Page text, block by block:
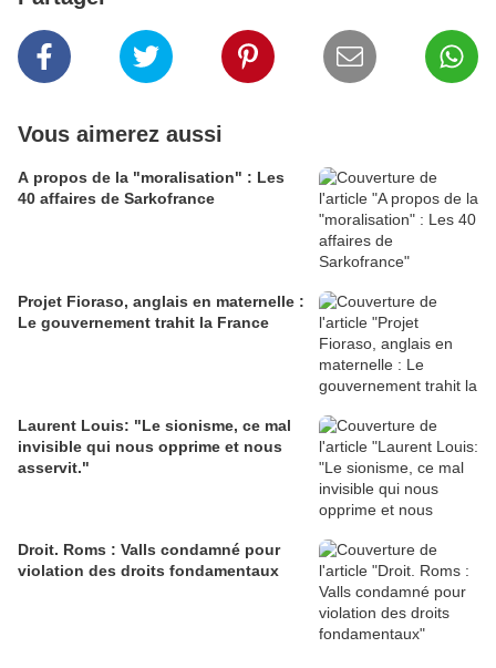
Vous aimerez aussi
A propos de la "moralisation" : Les
40 affaires de Sarkofrance
Projet Fioraso, anglais en maternelle :
Le gouvernement trahit la France
Laurent Louis: "Le sionisme, ce mal
invisible qui nous opprime et nous
asservit."
Droit. Roms : Valls condamné pour
violation des droits fondamentaux